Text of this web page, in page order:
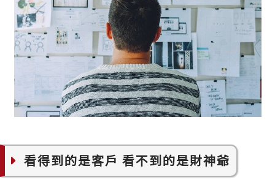
看得到的是客戶 看不到的是財神爺